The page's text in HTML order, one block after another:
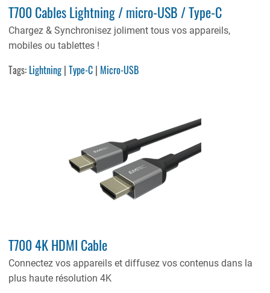
T700 Cables Lightning / micro-USB / Type-C
Chargez & Synchronisez joliment tous vos appareils,
mobiles ou tablettes !
Tags: Lightning |Type-C | Micro-USB
T700 4K HDMI Cable
Connectez vos appareils et diffusez vos contenus dans la
plus haute résolution 4K